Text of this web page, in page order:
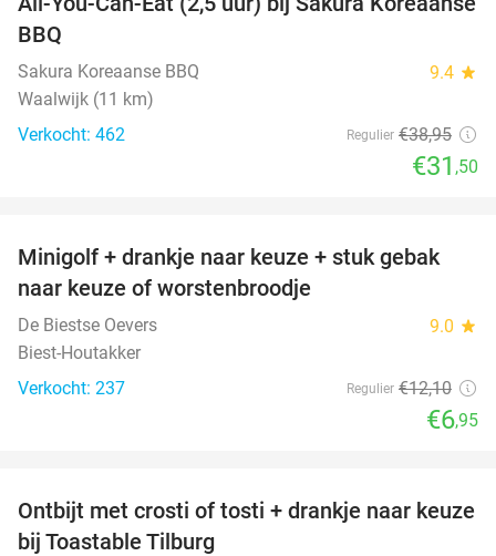
19%
BBQ
Sakura Koreaanse BBQ 9.4 star
Waalwijk (11 km)
Verkocht: 462
Regulier €38,95
€31 ,50
43%
Minigolf + drankje naar keuze + stuk gebak
naar keuze of worstenbroodje
De Biestse Oevers 9.0 star
Biest-Houtakker
Verkocht: 237
Regulier €12,10
€6,95
38%
Ontbijt met crosti of tosti + drankje naar keuze
bij Toastable Tilburg